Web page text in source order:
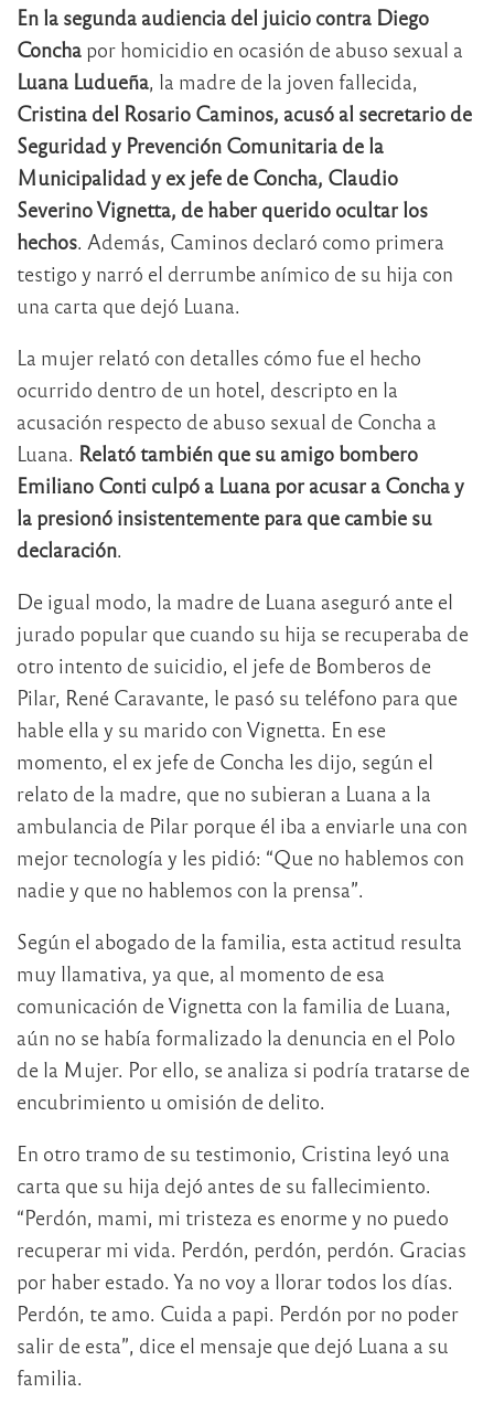
En la segunda audiencia del juicio contra Diego
Concha por homicidio en ocasión de abuso sexual a
Luana Ludueña, la madre de la joven fallecida,
Cristina del Rosario Caminos, acusó al secretario de
Seguridad y Prevención Comunitaria de la
Municipalidad y ex jefe de Concha, Claudio
Severino Vignetta, de haber querido ocultar los
hechos. Además, Caminos declaró como primera
testigo y narró el derrumbe anímico de su hija con
una carta que dejó Luana.
La mujer relató con detalles cómo fue el hecho
ocurrido dentro de un hotel, descripto en la
acusación respecto de abuso sexual de Concha a
Luana. Relató también que su amigo bombero
Emiliano Conti culpó a Luana por acusar a Concha y
la presionó insistentemente para que cambie su
declaración.
De igual modo, la madre de Luana aseguró ante el
jurado popular que cuando su hija se recuperaba de
otro intento de suicidio, el jefe de Bomberos de
Pilar, René Caravante, le pasó su teléfono para que
hable ella y su marido con Vignetta. En ese
momento, el ex jefe de Concha les dijo, según el
relato de la madre, que no subieran a Luana a la
ambulancia de Pilar porque él iba a enviarle una con
mejor tecnología y les pidió: “Que no hablemos con
nadie y que no hablemos con la prensa”.
Según el abogado de la familia, esta actitud resulta
muy llamativa, ya que, al momento de esa
comunicación de Vignetta con la familia de Luana,
aún no se había formalizado la denuncia en el Polo
de la Mujer. Por ello, se analiza si podría tratarse de
encubrimiento u omisión de delito.
En otro tramo de su testimonio, Cristina leyó una
carta que su hija dejó antes de su fallecimiento.
“Perdón, mami, mi tristeza es enorme y no puedo
recuperar mi vida. Perdón, perdón, perdón. Gracias
por haber estado. Ya no voy a llorar todos los días.
Perdón, te amo. Cuida a papi. Perdón por no poder
salir de esta”, dice el mensaje que dejó Luana a su
familia.